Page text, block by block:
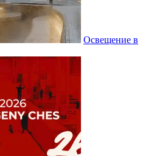
Освещение в